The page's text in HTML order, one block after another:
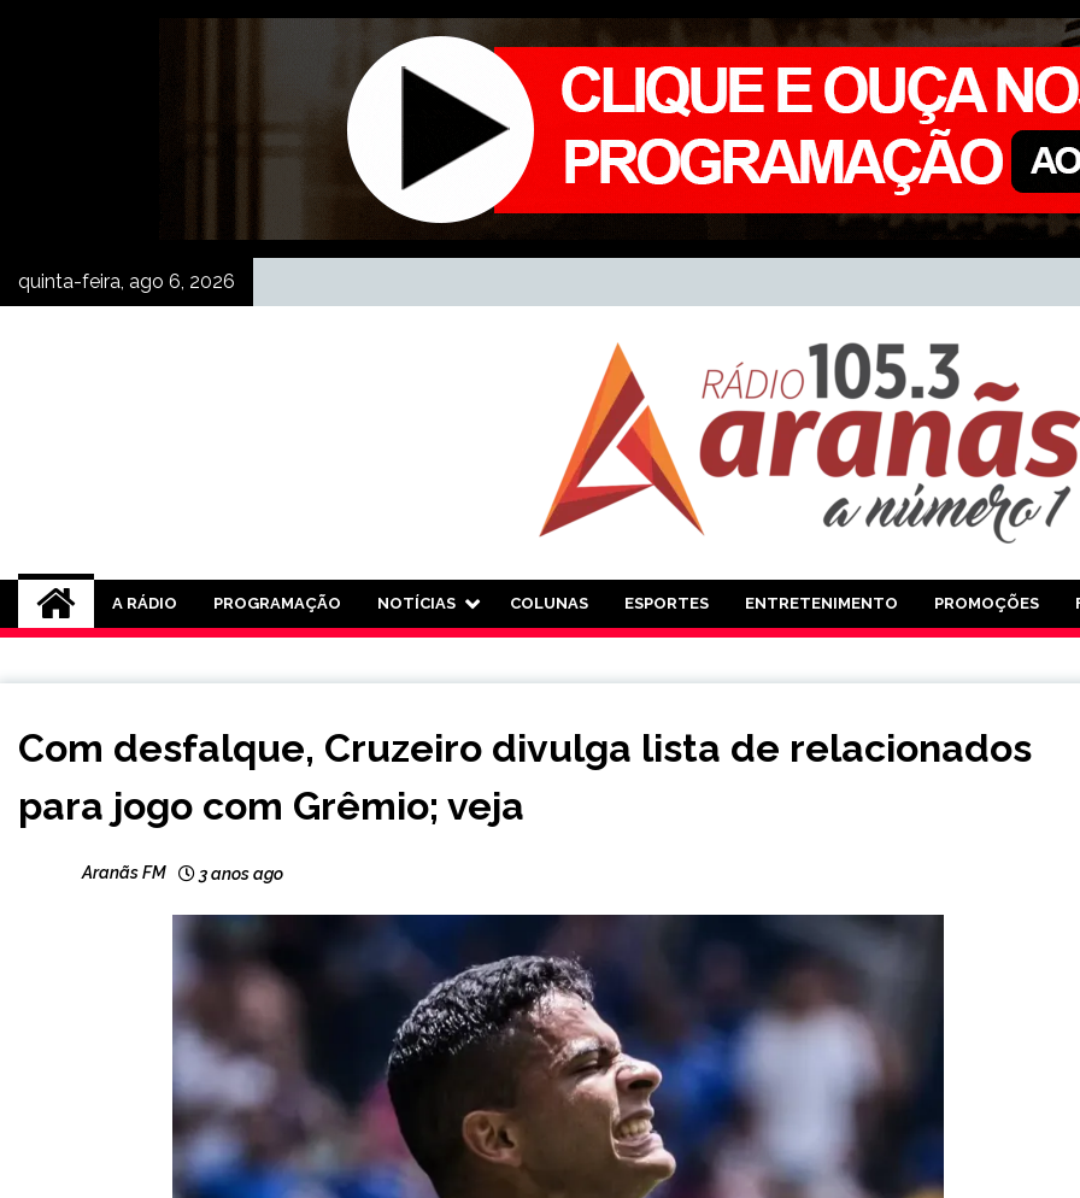
quinta-feira, ago 6, 2026
Rádio Aranãs 105.3
A RÁDIO PROGRAMAÇÃO NOTÍCIAS COLUNAS ESPORTES ENTRETENIMENTO PROMOÇÕES
Com desfalque, Cruzeiro divulga lista de relacionados
para jogo com Grêmio; veja
Aranãs FM 3 anos ago